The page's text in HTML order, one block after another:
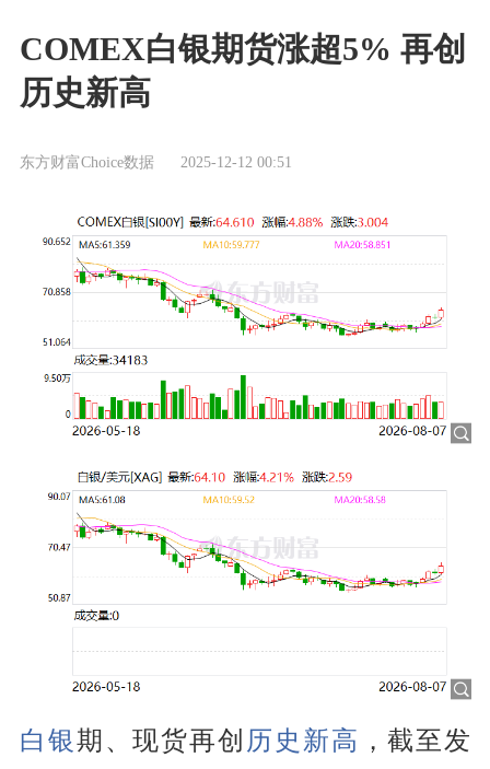
COMEX白银期货涨超5% 再创
历史新高
东方财富Choice数据 2025-12-12 00:51
白银期、现货再创 历史新高 ，截至发